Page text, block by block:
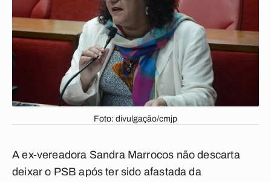
Foto: divulgação/cmjp
A ex-vereadora Sandra Marrocos não descarta
deixar o PSB após ter sido afastada da